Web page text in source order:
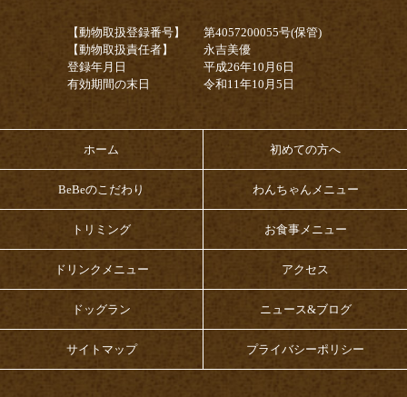
【動物取扱登録番号】
第4057200055号(保管)
【動物取扱責任者】
永吉美優
登録年月日
平成26年10月6日
有効期間の末日
令和11年10月5日
ホーム 初めての方へ
BeBeのこだわり わんちゃんメニュー
トリミング お食事メニュー
ドリンクメニュー アクセス
ドッグラン ニュース&ブログ
サイトマップ プライバシーポリシー